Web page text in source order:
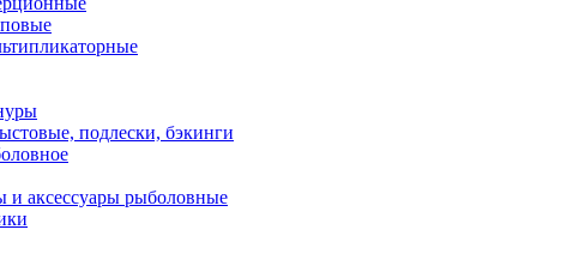
подлески, бэкинги
и аксессуары рыболовные